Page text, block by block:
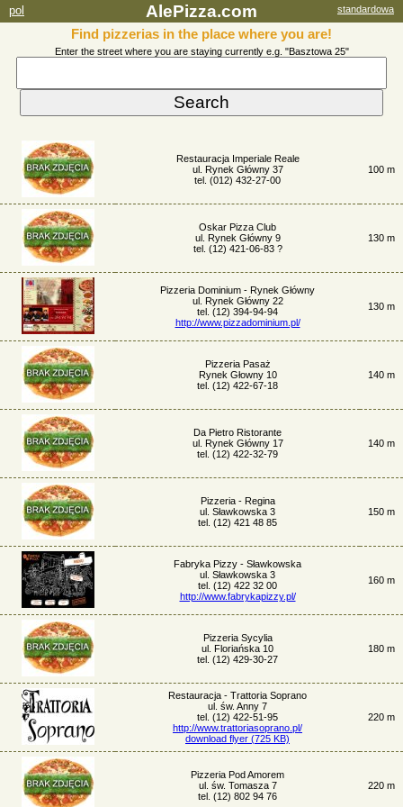
pol AlePizza.com standardowa
Find pizzerias in the place where you are!
Enter the street where you are staying currently e.g. "Basztowa 25"
Restauracja Imperiale Reale
ul. Rynek Główny 37
tel. (012) 432-27-00
100 m
Oskar Pizza Club
ul. Rynek Główny 9
tel. (12) 421-06-83 ?
130 m
Pizzeria Dominium - Rynek Główny
ul. Rynek Główny 22
tel. (12) 394-94-94
http://www.pizzadominium.pl/
130 m
Pizzeria Pasaż
Rynek Głowny 10
tel. (12) 422-67-18
140 m
Da Pietro Ristorante
ul. Rynek Główny 17
tel. (12) 422-32-79
140 m
Pizzeria - Regina
ul. Sławkowska 3
tel. (12) 421 48 85
150 m
Fabryka Pizzy - Sławkowska
ul. Sławkowska 3
tel. (12) 422 32 00
http://www.fabrykapizzy.pl/
160 m
Pizzeria Sycylia
ul. Floriańska 10
tel. (12) 429-30-27
180 m
Restauracja - Trattoria Soprano
ul. św. Anny 7
tel. (12) 422-51-95
http://www.trattoriasoprano.pl/
download flyer (725 KB)
220 m
Pizzeria Pod Amorem
ul. św. Tomasza 7
tel. (12) 802 94 76
220 m